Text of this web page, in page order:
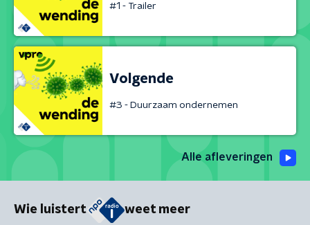
#1 - Trailer
Volgende
#3 - Duurzaam ondernemen
Alle afleveringen
Wie luistert weet meer